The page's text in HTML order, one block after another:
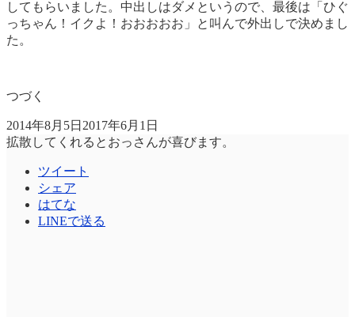
してもらいました。中出しはダメというので、最後は「ひぐ
っちゃん！イクよ！おおおおお」と叫んで外出しで決めまし
た。
つづく
2014年8月5日 2017年6月1日
拡散してくれるとおっさんが喜びます。
ツイート
シェア
はてな
LINEで送る